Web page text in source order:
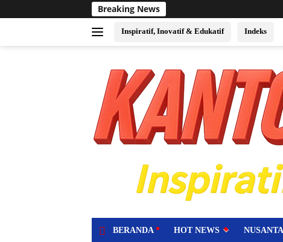
ke
Breaking News Sukses Jadi Tuan
Inspiratif, Inovatif & Edukatif Indeks
BERANDA HOT NEWS